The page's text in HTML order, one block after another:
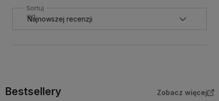
Sortuj
wg
Bestsellery Zobacz więcej